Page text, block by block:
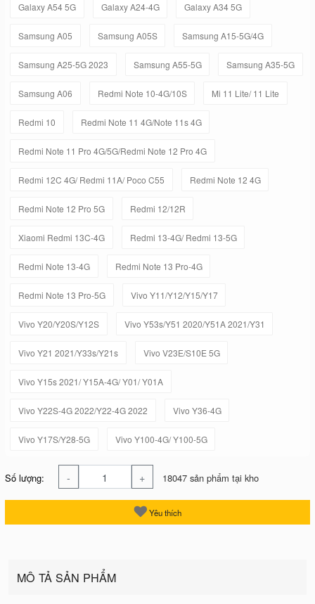
Galaxy A54 5G Galaxy A24-4G Galaxy A34 5G
Samsung A05 Samsung A05S Samsung A15-5G/4G
Samsung A25-5G 2023 Samsung A55-5G Samsung A35-5G
Samsung A06 Redmi Note 10-4G/10S Mi 11 Lite/ 11 Lite
Redmi 10 Redmi Note 11 4G/Note 11s 4G
Redmi Note 11 Pro 4G/5G/Redmi Note 12 Pro 4G
Redmi 12C 4G/ Redmi 11A/ Poco C55 Redmi Note 12 4G
Redmi Note 12 Pro 5G Redmi 12/12R
Xiaomi Redmi 13C-4G Redmi 13-4G/ Redmi 13-5G
Redmi Note 13-4G Redmi Note 13 Pro-4G
Redmi Note 13 Pro-5G Vivo Y11/Y12/Y15/Y17
Vivo Y20/Y20S/Y12S Vivo Y53s/Y51 2020/Y51A 2021/Y31
Vivo Y21 2021/Y33s/Y21s Vivo V23E/S10E 5G
Vivo Y15s 2021/ Y15A-4G/ Y01/ Y01A
Vivo Y22S-4G 2022/Y22-4G 2022 Vivo Y36-4G
Vivo Y17S/Y28-5G Vivo Y100-4G/ Y100-5G
Số lượng: - + 18047 sản phẩm tại kho
Yêu thích
MÔ TẢ SẢN PHẨM